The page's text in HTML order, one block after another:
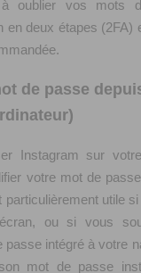
oublier vos mots
en deux étapes (2FA)
de passe
Instagram sur
votre mot de
utile
ou si vous
passe intégré à votre
mot de passe